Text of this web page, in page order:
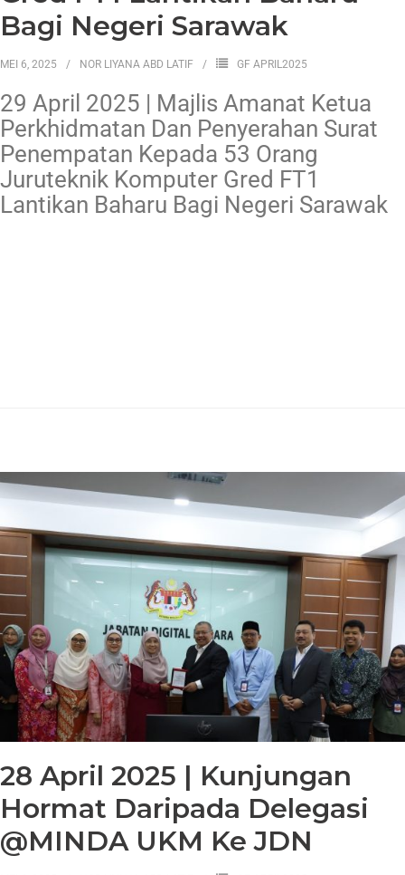
Bagi Negeri Sarawak
MEI 6, 2025 NOR LIYANA ABD LATIF GF APRIL2025
29 April 2025 | Majlis Amanat Ketua
Perkhidmatan Dan Penyerahan Surat
Penempatan Kepada 53 Orang
Juruteknik Komputer Gred FT1
Lantikan Baharu Bagi Negeri Sarawak
28 April 2025 | Kunjungan
Hormat Daripada Delegasi
@MINDA UKM Ke JDN